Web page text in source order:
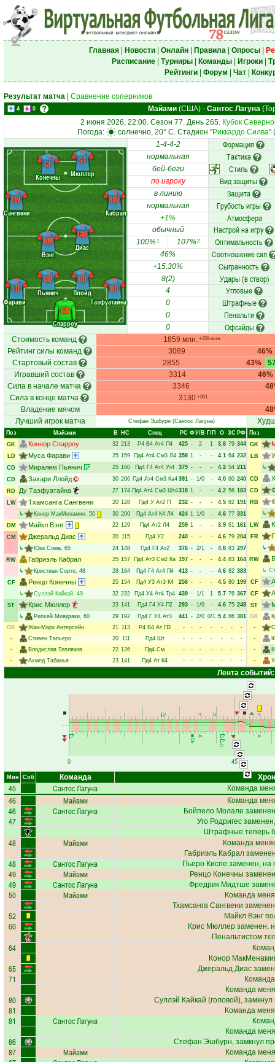
Главная| Новости| Онлайн| Правила| Опросы|
Расписание| Турниры| Команды| Игроки|
Рейтинги| Форум Чат|
Результат матча Сравнение соперников
4 0 Майами(США)- Сантос Лагуна
2 июня 2026, 22:00. Сезон 77. День 265. Кубок
Погода:
солнечно, 20° C. Стадион "Риккардо Силва"
Спарроу
Фарави
Пьянич
Ллойд
Таэфуатайна
Сангвени
Вэнг
Диас
Кабрал
Конечны Мюллер
GK
LD
CD
CD
RD
LW
DM
CM
RW
CF ST
1-4-4-2 Формация
нормальная Тактика
бей-беги Стиль
по игроку Вид защиты
в линию Защита
нормальная Грубость игры
+1% Атмосфера
обычный Настрой на игру
100%1 107%2 Оптимальность
46% Соотношение сил
+15.30% Сыгранность
8(2) Удары (в створ)
4 Угловые
0 Штрафные
0 Пенальти
0 Офсайды
Стоимость команд 1859 млн. +259 млн.
Рейтинг силы команд 3089
46%
Стартовый состав
2855 43%
Игравший состав
3314
46%
Сила в начале матча
3346
Сила в конце матча
3130 +501
Владение мячом
Лучший игрок матча
Стефан Эшбурн(Сантос Лагуна)
Поз Майами В НC Спец РC ФУ/В Г/П О ЗС РФ
GK
Коннор Спарроу 32 213 Р4 В4 Ат4 П4 425 - 2 1 3.8 79 344
LD
Муса Фарави 25 159 Пд4 Ат4 См3 Л4 358 1 - - 4.1 64 232
CD
Миралем Пьянич 25 160 Пд4 Г4 Ат4 Уг4 379 - - - 4.2 54 211
CD
Захари Ллойд 30 206 Пд4 Ат4 См3 Ка4 391 - 1/0 - 4.0 60 240
RD
Ду Таэфуатайна 27 174 Пд4 Ат4 См3 Шт4318 1 - - 4.2 56 183
LW
Тхамсанга Сангвени 20 128 Пд4 У Ат2 П 232 - - - 4.5 82 191
↳
Конор МакМенамин, 50 30 200 Пд4 Ат4 К4 Л4 424 1 1/0 - 4.6 77 331
DM
Майкл Вэнг 22 129 Пд4 Ат2 Л4 259 1 - - 3.9 61 161
CM
Джеральд Диас 20 115 Пд4 У2 240 - - - 4.6 79 204
↳
Юки Сома, 65 24 148 Пд4 Г4 Ат2 376 - 2/1 - 4.8 83 297
RW
Габриэль Кабрал 25 157 Пд4 Ат3 См2 Ка 197 - - - 4.4 83 164
↳
Кристиан Сорто, 48 28 184 Пд4 Г4 Ат4 П4 413 - - - 4.6 82 383
CF
Ренцо Конечны 25 154 Пд4 У3 Ат3 К4 256 - - - 4.5 80 199
↳
Суллэй Кайкай, 49 32 232 Пд4 У4 Ат4 Тр4 439 - 1/1 1 5.7 76 367
ST
Крис Мюллер 23 141 Пд4 Г4 У4 П2 293 - 1/0 - 4.6 75 248
↳
Риохей Миядзаки, 60 29 192 Пд4 Г У4 Ат3 441 - 2/0 0/1 5.4 86 381
GK
Жан-Марк Антерсейн 21 113 Р4 В4 Ат П3 - - - - - -
-
-
Стивен Тапьеро 20 111 Пд4 Шт - - - - - -
-
-
Владислав Тепляков 22 126 Пд4 См - - - - - -
-
-
Ахмед Табанья 23 141 Пд4 Ат К4 - - - - - - -
Поз
GK
LB
↳
CD
CD
RB
↳
LW
FR
↳
RW
↳
CF
CF
ST
GK
-
-
-
-
Лента событий:
0 45
Мин Соб Команда
45 Сантос Лагуна Команда
46 Майами Команда
46 Сантос Лагуна Бойпело Молале
47 Уго Родригес
Штрафные теперь
48 Майами
Команда
Габриэль Кабрал
48 Сантос Лагуна Пьеро Киспе заменен, на
49 Майами Ренцо Конечны
49 Сантос Лагуна Фредрик Мидтше
50 Майами
Команда
Тхамсанга Сангвени
52 Майкл Вэнг
60 Крис Мюллер заменен,
Пенальтистом
64
Конор
65 Джеральд Диас
71
Команда
80 Суллэй Кайкай (головой),
81 Команда
81 Сантос Лагуна
Команда
86 Стефан Эшбурн, замкнул
87 Майами Команда